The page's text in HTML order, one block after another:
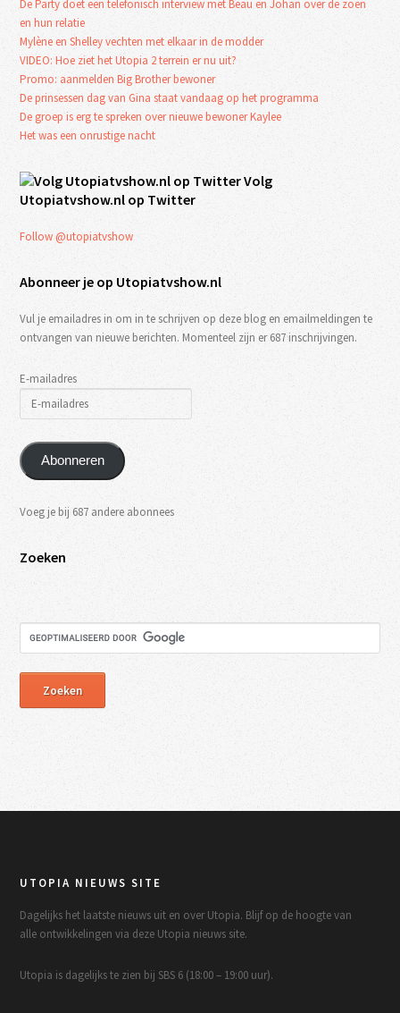
De Party doet een telefonisch interview met Beau en Johan over de zoen
en hun relatie
Mylène en Shelley vechten met elkaar in de modder
VIDEO: Hoe ziet het Utopia 2 terrein er nu uit?
Promo: aanmelden Big Brother bewoner
De prinsessen dag van Gina staat vandaag op het programma
De groep is erg te spreken over nieuwe bewoner Kaylee
Het was een onrustige nacht
Volg
Utopiatvshow.nl op Twitter
Follow @utopiatvshow
Abonneer je op Utopiatvshow.nl
Vul je emailadres in om in te schrijven op deze blog en emailmeldingen te
ontvangen van nieuwe berichten. Momenteel zijn er 687 inschrijvingen.
E-mailadres
Abonneren
Voeg je bij 687 andere abonnees
Zoeken
UTOPIA NIEUWS SITE
Dagelijks het laatste nieuws uit en over Utopia. Blijf op de hoogte van
alle ontwikkelingen via deze Utopia nieuws site.
Utopia is dagelijks te zien bij SBS 6 (18:00 – 19:00 uur).